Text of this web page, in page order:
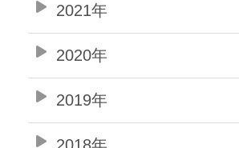
2021年
2020年
2019年